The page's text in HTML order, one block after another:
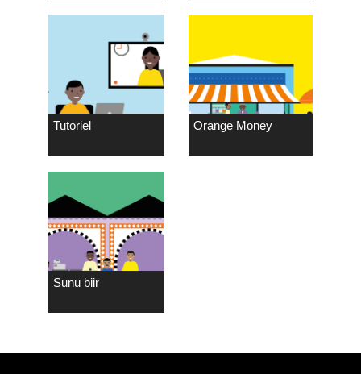
Tutoriel Orange Money
Sunu biir